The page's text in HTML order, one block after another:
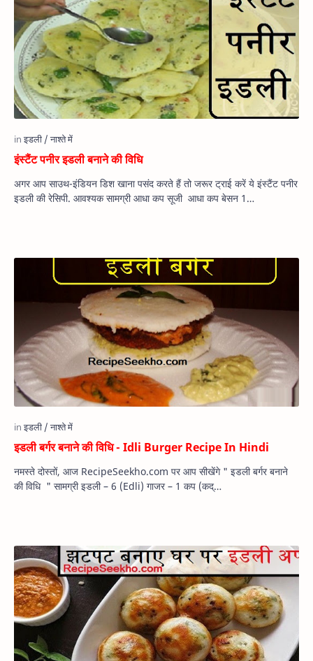
इंस्टैंट पनीर इडली बनाने की विधि
अगर आप साउथ-इंडियन डिश खाना पसंद करते हैं तो जरूर ट्राई करें ये इंस्टैंट पनीर
इडली की रेसिपी. आवश्यक सामग्री आधा कप सूजी आधा कप बेसन 1…
इडली बर्गर बनाने की विधि - Idli Burger Recipe In Hindi
नमस्ते दोस्तों, आज RecipeSeekho.com पर आप सीखेंगे " इडली बर्गर बनाने
की विधि " सामग्री इडली – 6 (Edli) गाजर – 1 कप (कद्…